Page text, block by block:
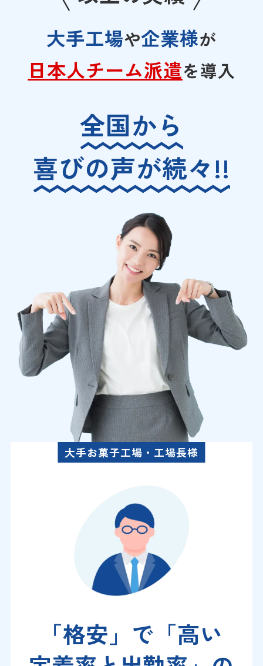
大手工場や企業様が
日本人チーム派遣を導入
全国から
喜びの声が続々!!
大手お菓子工場・工場長様
「格安」で「高い